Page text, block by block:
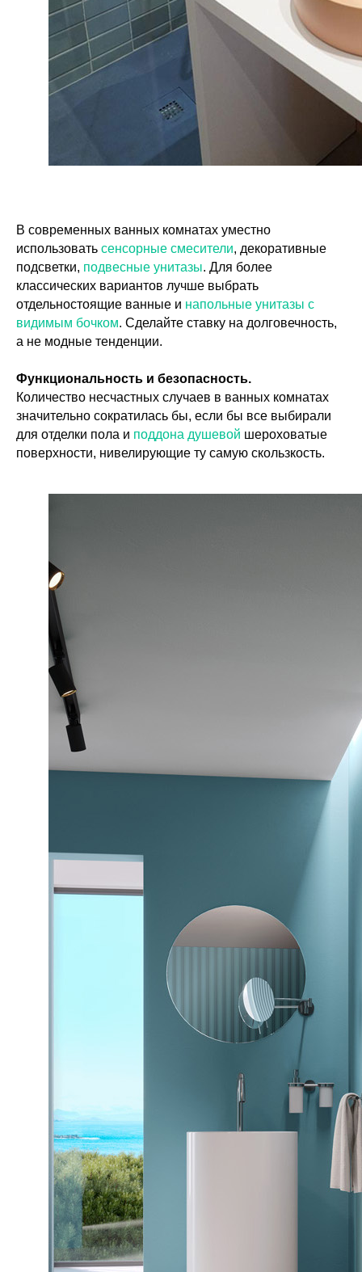
В современных ванных комнатах уместно
использовать сенсорные смесители, декоративные
подсветки, подвесные унитазы. Для более
классических вариантов лучше выбрать
отдельностоящие ванные и напольные унитазы с
видимым бочком. Сделайте ставку на долговечность,
а не модные тенденции.
Функциональность и безопасность.
Количество несчастных случаев в ванных комнатах
значительно сократилась бы, если бы все выбирали
для отделки пола и поддона душевой шероховатые
поверхности, нивелирующие ту самую скользкость.